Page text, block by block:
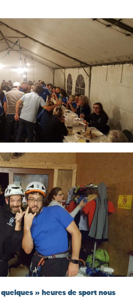
» heures de sport nous